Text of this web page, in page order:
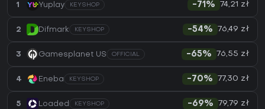
1 Yuplay KEYSHOP -71% 74,21 zł
2 Difmark KEYSHOP -54% 76,49 zł
3 Gamesplanet US OFFICIAL -65% 76,55 zł
4 Eneba KEYSHOP -70% 77,30 zł
5 Loaded KEYSHOP -69% 79,79 zł